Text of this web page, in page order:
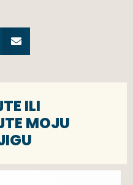
ILI
MOJU